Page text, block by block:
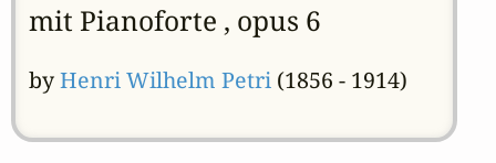
mit Pianoforte , opus 6
byHenri Wilhelm Petri(1856 - 1914)